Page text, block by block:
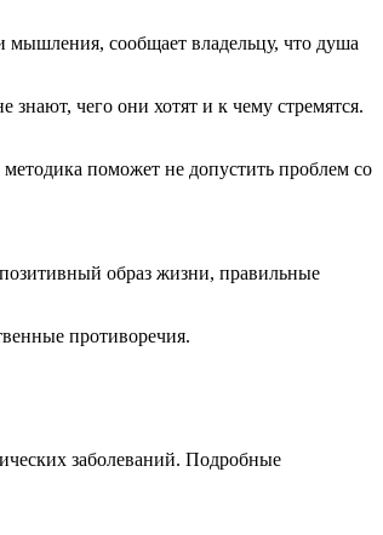
мышления, сообщает владельцу, что душа
чего они хотят и к чему стремятся.
методика поможет не допустить проблем со
образ жизни, правильные
противоречия.
заболеваний. Подробные